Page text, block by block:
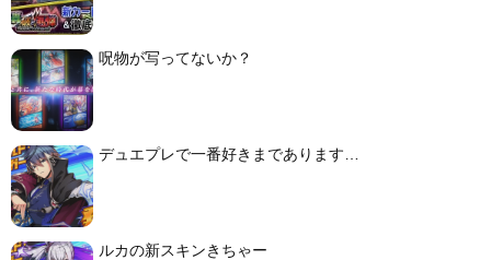
呪物が写ってないか？
デュエプレで一番好きまであります…
ルカの新スキンきちゃー